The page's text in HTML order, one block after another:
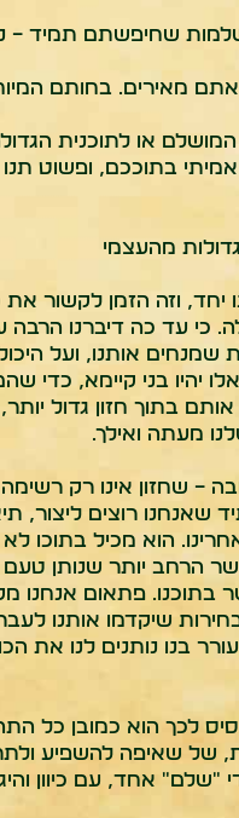
שחיפשתם תמיד –
מאירים. בחותם
או לתוכנית
בתוככם, ופשוט
גדולות מהעצמי
יחד, וזה הזמן לקשור
כי עד כה דיברנו
שמנחים אותנו, ועל
יהיו בני קיימא, כדי
בתוך חזון גדול
מעתה ואילך.
– שחזון אינו רק
שאנחנו רוצים
הוא מכיל בתוכו
יותר שנותן טעם
בתוכנו. פתאום אנחנו
שיקדמו אותנו
בנו נותנים לנו את
לכך הוא כמובן כל
של שאיפה להשפיע
"שלם" אחד, עם כיוון